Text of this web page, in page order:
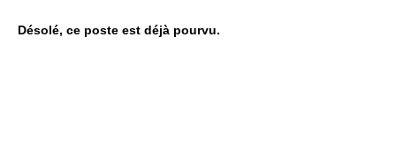
Désolé, ce poste est déjà pourvu.